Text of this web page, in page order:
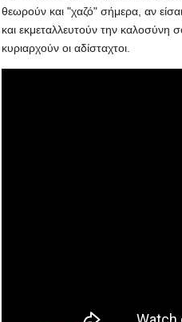
θεωρούν και "χαζό" σήμερα, αν
και εκμεταλλευτούν την καλοσύνη
κυριαρχούν οι αδίσταχτοι.